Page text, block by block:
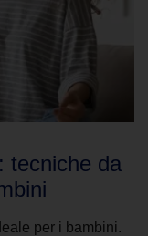
tecniche da
per i bambini.